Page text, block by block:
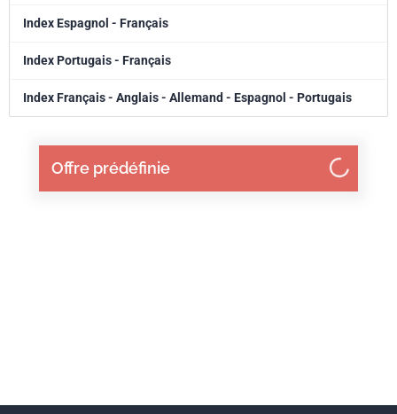
Offre prédéfinie
Index Espagnol - Français
Index Portugais - Français
Index Français - Anglais - Allemand - Espagnol - Portugais